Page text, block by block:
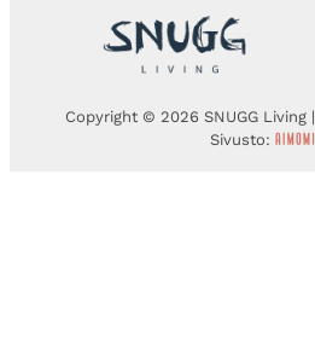
Copyright © 2026 SNUGG Living
Sivusto: